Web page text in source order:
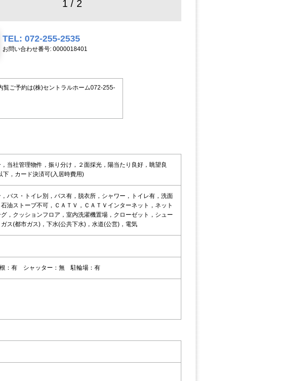
1 / 2
TEL: 072-255-2535
お問い合わせ番号: 0000018401
覧ご予約は(株)セントラルホーム072-255-
当社管理物件，振り分け，２面採光，陽当たり良好，眺望良
下，カード決済可(入居時費用)
バス・トイレ別，バス有，脱衣所，シャワー，トイレ有，洗面
油ストーブ不可，ＣＡＴＶ，ＣＡＴＶインターネット，ネット
，クッションフロア，室内洗濯機置場，クローゼット，シュー
ス(都市ガス)，下水(公共下水)，水道(公営)，電気
：有 シャッター：無 駐輪場：有